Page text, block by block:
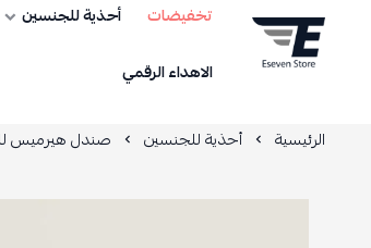
ESEVEN STORE
تخفيضات أحذية للجنسين
الاهداء الرقمي
الرئيسية أحذية للجنسين صندل هيرميس